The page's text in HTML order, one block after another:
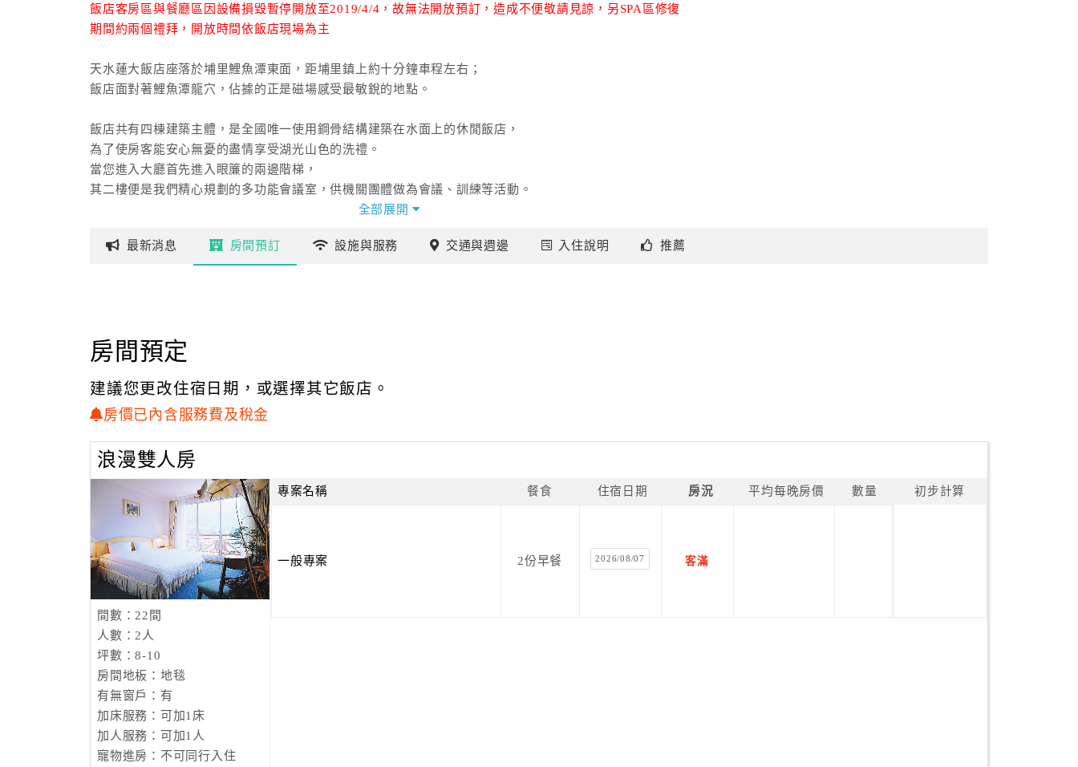
飯店客房區與餐廳區因設備損毀暫停開放至2019/4/4，故無法開放預訂，造成不便敬請見諒，另SPA區修復
期間約兩個禮拜，開放時間依飯店現場為主
天水蓮大飯店座落於埔里鯉魚潭東面，距埔里鎮上約十分鐘車程左右；
飯店面對著鯉魚潭龍穴，佔據的正是磁場感受最敏銳的地點。
飯店共有四棟建築主體，是全國唯一使用鋼骨結構建築在水面上的休閒飯店，
為了使房客能安心無憂的盡情享受湖光山色的洗禮。
當您進入大廳首先進入眼簾的兩邊階梯，
其二樓便是我們精心規劃的多功能會議室，供機關團體做為會議、訓練等活動。
如果你是個釣魚高手，不要忘記在湖邊大展身手，體會垂釣之樂，自在度過悠閒放鬆一天。
而中間的柳提從何而來，有著不同的傳說，而我一直相信這個傳說，
在過去有風水之說一運、二命、三風水而中國人深信此典，
日據時代因風水之水日本人怕此穴孕育出良相將才而築了一道貫穿魚肚的柳堤，無非是破壞此風水之說。
全部展開
最新消息 房間預訂 設施與服務 交通與週邊 入住說明 推薦
房間預定
建議您更改住宿日期，或選擇其它飯店。
房價已內含服務費及稅金
浪漫雙人房
間數：22間
人數：2人
坪數：8-10
房間地板：地毯
有無窗戶：有
加床服務：可加1床
加人服務：可加1人
寵物進房：不可同行入住
專案名稱 餐食 住宿日期 房況 平均每晚房價 數量 初步計算
一般專案 2份早餐 2026/08/07 客滿